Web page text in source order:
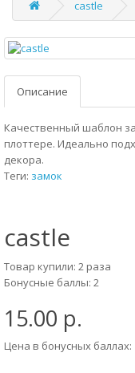
castle
Описание
Качественный шаблон
плоттере. Идеально
декора.
Теги: замок
castle
Товар купили: 2 раза
Бонусные баллы: 2
15.00 р.
Цена в бонусных баллах: